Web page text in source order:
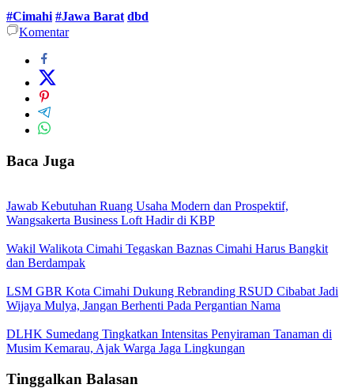
#Cimahi #Jawa Barat dbd
Komentar
Baca Juga
Jawab Kebutuhan Ruang Usaha Modern dan Prospektif,
Wangsakerta Business Loft Hadir di KBP
Wakil Walikota Cimahi Tegaskan Baznas Cimahi Harus Bangkit
dan Berdampak
LSM GBR Kota Cimahi Dukung Rebranding RSUD Cibabat Jadi
Wijaya Mulya, Jangan Berhenti Pada Pergantian Nama
DLHK Sumedang Tingkatkan Intensitas Penyiraman Tanaman di
Musim Kemarau, Ajak Warga Jaga Lingkungan
Tinggalkan Balasan